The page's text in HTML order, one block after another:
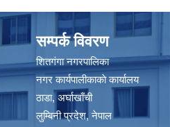
सम्पर्क विवरण
शितगंगा नगरपालिका
नगर कार्यपालीकाकाे कार्यालय
ठाडा, अर्घाखाँची
लुम्बिनी प्रदेश, नेपाल